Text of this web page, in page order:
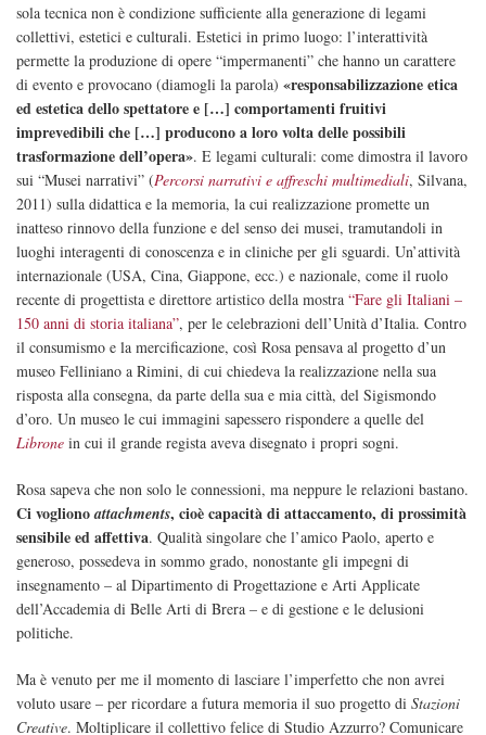
sola tecnica non è condizione sufficiente alla generazione di legami
collettivi, estetici e culturali. Estetici in primo luogo: l’interattività
permette la produzione di opere “impermanenti” che hanno un carattere
di evento e provocano (diamogli la parola) «responsabilizzazione etica
ed estetica dello spettatore e […] comportamenti fruitivi
imprevedibili che […] producono a loro volta delle possibili
trasformazione dell’opera». E legami culturali: come dimostra il lavoro
sui “Musei narrativi” (Percorsi narrativi e affreschi multimediali, Silvana,
2011) sulla didattica e la memoria, la cui realizzazione promette un
inatteso rinnovo della funzione e del senso dei musei, tramutandoli in
luoghi interagenti di conoscenza e in cliniche per gli sguardi. Un’attività
internazionale (USA, Cina, Giappone, ecc.) e nazionale, come il ruolo
recente di progettista e direttore artistico della mostra “Fare gli Italiani –
150 anni di storia italiana”, per le celebrazioni dell’Unità d’Italia. Contro
il consumismo e la mercificazione, così Rosa pensava al progetto d’un
museo Felliniano a Rimini, di cui chiedeva la realizzazione nella sua
risposta alla consegna, da parte della sua e mia città, del Sigismondo
d’oro. Un museo le cui immagini sapessero rispondere a quelle del
Librone in cui il grande regista aveva disegnato i propri sogni.
Rosa sapeva che non solo le connessioni, ma neppure le relazioni bastano.
Ci voglionoattachments, cioè capacità di attaccamento, di prossimità
sensibile ed affettiva. Qualità singolare che l’amico Paolo, aperto e
generoso, possedeva in sommo grado, nonostante gli impegni di
insegnamento – al Dipartimento di Progettazione e Arti Applicate
dell’Accademia di Belle Arti di Brera – e di gestione e le delusioni
politiche.
Ma è venuto per me il momento di lasciare l’imperfetto che non avrei
voluto usare – per ricordare a futura memoria il suo progetto di Stazioni
Creative. Moltiplicare il collettivo felice di Studio Azzurro? Comunicare